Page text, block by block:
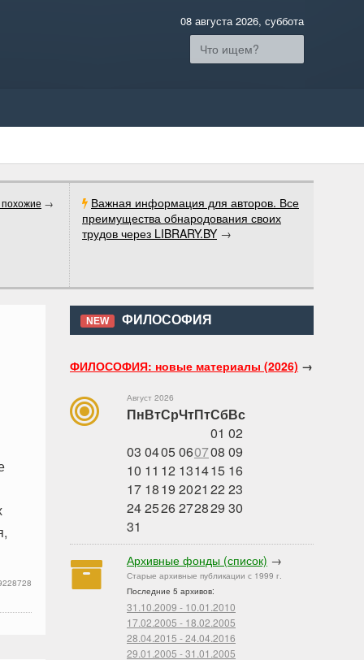
08 августа 2026, суббота
Важная информация для авторов. Все
преимущества обнародования своих
трудов через LIBRARY.BY →
→
NEW ФИЛОСОФИЯ
ФИЛОСОФИЯ: новые материалы (2026) →
Август 2026
ПнВтСрЧтПтСбВс
01 02
03 0405060708 09
10 11 12 131415 16
17 1819 2021 22 23
242526272829 30
31
Архивные фонды (список) →
Старые архивные публикации с 1999 г.
Последние 5 архивов:
31.10.2009 - 10.01.2010
17.02.2005 - 18.02.2005
28.04.2015 - 24.04.2016
29.01.2005 - 31.01.2005